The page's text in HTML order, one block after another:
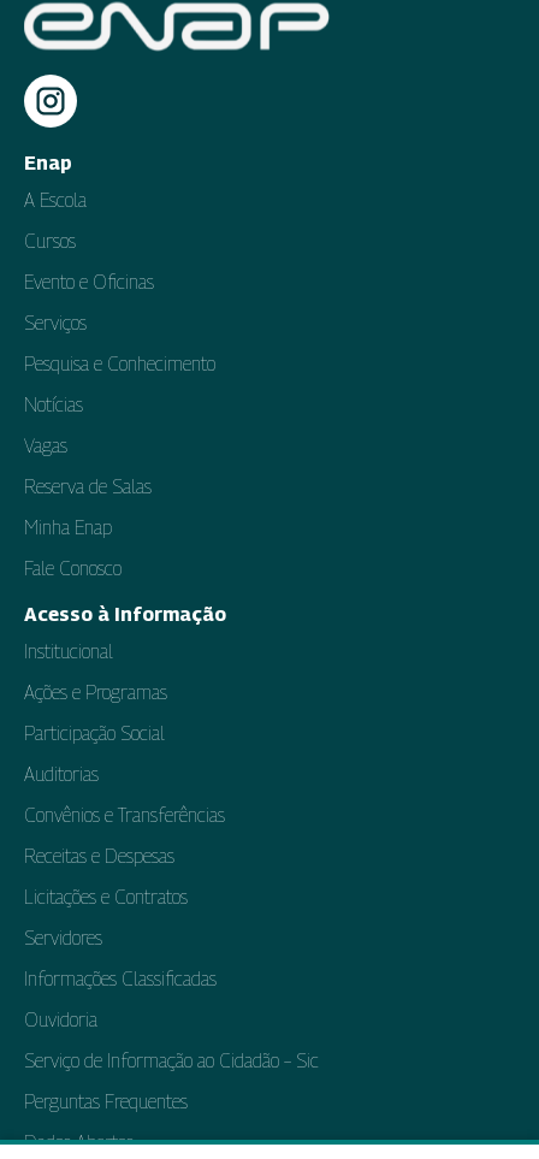
Enap
A Escola
Cursos
Evento e Oficinas
Serviços
Pesquisa e Conhecimento
Notícias
Vagas
Reserva de Salas
Minha Enap
Fale Conosco
Acesso à Informação
Institucional
Ações e Programas
Participação Social
Auditorias
Convênios e Transferências
Receitas e Despesas
Licitações e Contratos
Servidores
Informações Classificadas
Ouvidoria
Serviço de Informação ao Cidadão – Sic
Perguntas Frequentes
Dados Abertos